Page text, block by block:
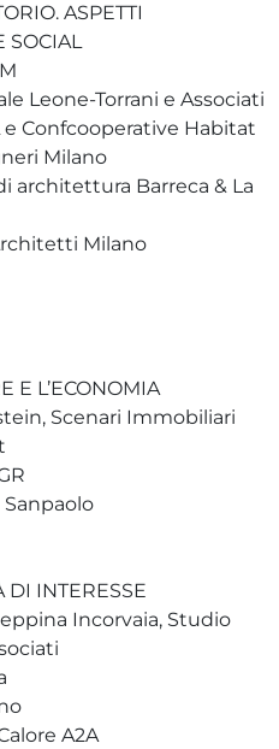
ASPETTI
SOCIAL
Leone-Torrani e Associati
e Confcooperative Habitat
Milano
architettura Barreca & La
Milano
E L’ECONOMIA
Scenari Immobiliari
DI INTERESSE
Incorvaia, Studio
A2A